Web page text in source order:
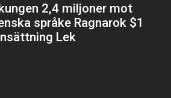
2,4 miljoner mot
språke Ragnarok $1
Lek